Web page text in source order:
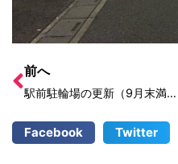
前へ
駅前駐輪場の更新（9月末満了）は9月中旬からご案内が届きます
Facebook Twitter